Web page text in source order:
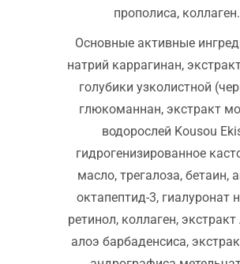
прополиса, коллаген.
Основные активные
натрий каррагинан,
голубики узколистной
глюкоманнан, экстракт
водорослей Kousou
гидрогенизированное
масло, трегалоза, бетаин,
октапептид-3, гиалуронат
ретинол, коллаген, экстракт
алоэ барбаденсиса,